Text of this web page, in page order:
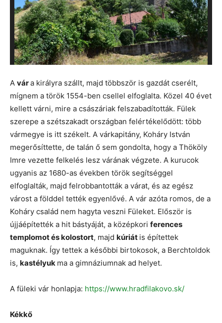
A vára királyra szállt, majd többször is gazdát cserélt,
mígnem a török 1554-ben csellel elfoglalta. Közel 40 évet
kellett várni, mire a császáriak felszabadították. Fülek
szerepe a szétszakadt országban felértékelődött: több
vármegye is itt székelt. A várkapitány, Koháry István
megerősíttette, de talán ő sem gondolta, hogy a Thököly
Imre vezette felkelés lesz várának végzete. A kurucok
ugyanis az 1680-as években török segítséggel
elfoglalták, majd felrobbantották a várat, és az egész
várost a földdel tették egyenlővé. A vár azóta romos, de a
Koháry család nem hagyta veszni Füleket. Először is
újjáépítették a hit bástyáját, a középkori ferences
templomot és kolostort, majd kúriát is építettek
maguknak. Így tettek a későbbi birtokosok, a Berchtoldok
is, kastélyuk ma a gimnáziumnak ad helyet.
A füleki vár honlapja: https://www.hradfilakovo.sk/
Kékkő